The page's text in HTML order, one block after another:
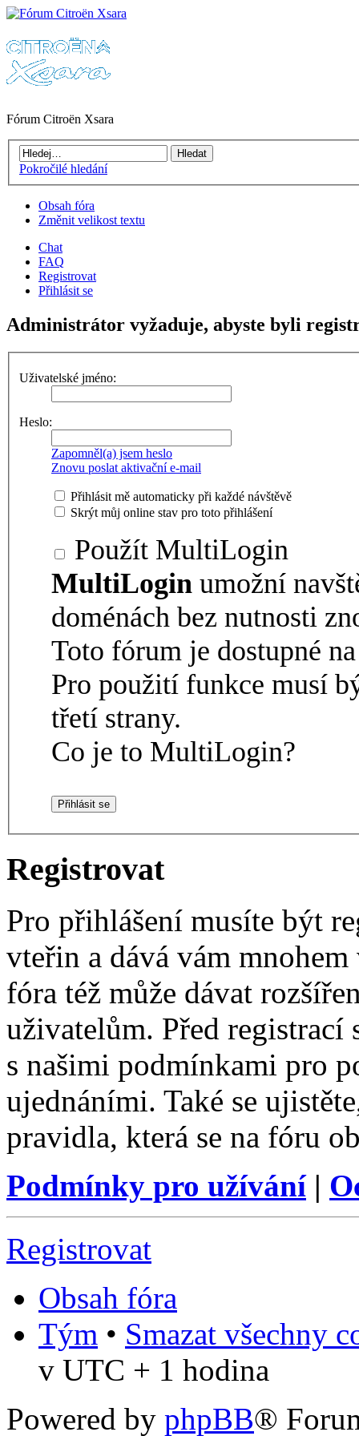
Fórum Citroën Xsara
Pokročilé hledání
Obsah fóra
Změnit velikost textu
Chat
FAQ
Registrovat
Přihlásit se
Administrátor vyžaduje, abyste byli
Uživatelské jméno:
Heslo:
Zapomněl(a) jsem heslo
Znovu poslat aktivační e-mail
Přihlásit mě automaticky při každé návštěvě
Skrýt můj online stav pro toto přihlášení
Použít MultiLogin
MultiLogin umožní
doménách bez nutnosti
Toto fórum je dostupné
Pro použití funkce musí
třetí strany.
Co je to MultiLogin?
Registrovat
Pro přihlášení musíte být
vteřin a dává vám
fóra též může dávat
uživatelům. Před registrací
s našimi podmínkami pro
ujednáními. Také se
pravidla, která se na fóru
Podmínky pro užívání|
Registrovat
Obsah fóra
Tým • Smazat všechny
v UTC + 1 hodina
Powered by phpBB®